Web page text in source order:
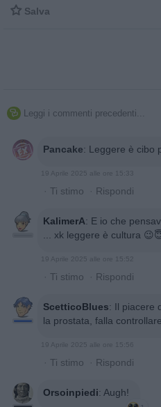
 Salva
 Leggi i commenti precedenti...
Pancake: Leggere è cibo
19 Aprile 2025 alle ore 15:33
· Ti stimo · Rispondi
KalimerA: E io che
... xk leggere è cultura
19 Aprile 2025 alle ore 15:52
· Ti stimo · Rispondi
ScetticoBlues: Il piacere
la prostata, falla
19 Aprile 2025 alle ore 15:56
· Ti stimo · Rispondi
Orsoinpiedi: Augh!